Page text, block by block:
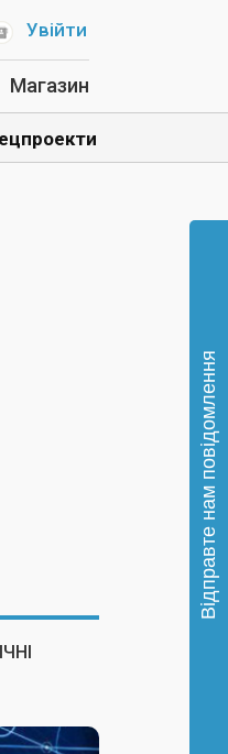
Увійти
Магазин
Відправте нам повідомлення